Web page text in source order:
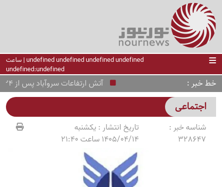
undefined undefined undefined undefined | ساعت
undefined:undefined
خط خبر آتش ارتفاعات سروآباد پس از 24 ساعت مهار شد
اجتماعی
شناسه خبر :
328647
تاریخ انتشار :یکشنبه
1405/04/14 ساعت 21:40